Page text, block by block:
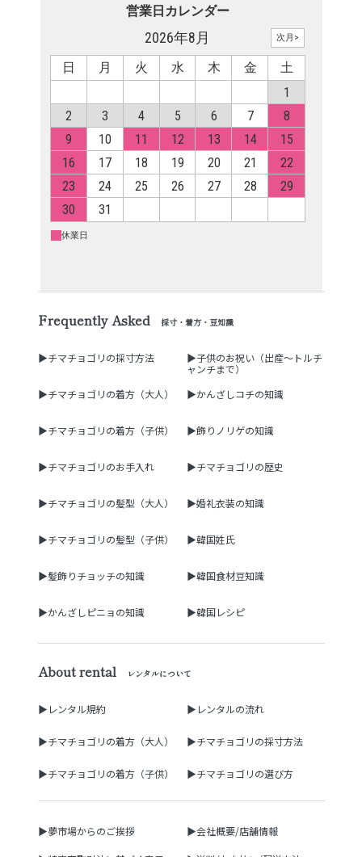
Frequently Asked 採寸・着方・豆知識
▶チマチョゴリの採寸方法
▶子供のお祝い（出産～トルチ
ャンチまで）
▶チマチョゴリの着方（大人）
▶かんざしコチの知識
▶チマチョゴリの着方（子供） ▶飾りノリゲの知識
▶チマチョゴリのお手入れ ▶チマチョゴリの歴史
▶チマチョゴリの髪型（大人） ▶婚礼衣装の知識
▶チマチョゴリの髪型（子供） ▶韓国姓氏
▶髪飾りチョッチの知識 ▶韓国食材豆知識
▶かんざしピニョの知識 ▶韓国レシピ
About rental レンタルについて
▶レンタル規約 ▶レンタルの流れ
▶チマチョゴリの着方（大人） ▶チマチョゴリの採寸方法
▶チマチョゴリの着方（子供） ▶チマチョゴリの選び方
▶夢市場からのご挨拶 ▶会社概要/店舗情報